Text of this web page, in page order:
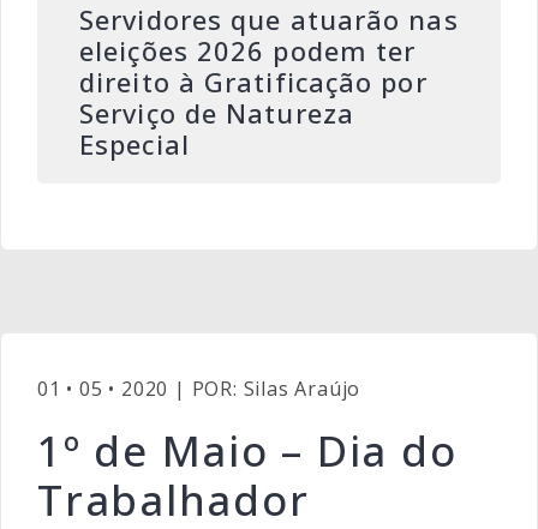
Servidores que atuarão nas
eleições 2026 podem ter
direito à Gratificação por
Serviço de Natureza
Especial
01 • 05 • 2020 | POR: Silas Araújo
1º de Maio – Dia do
Trabalhador